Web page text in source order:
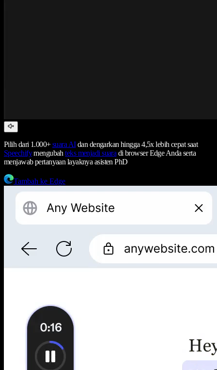
Pilih dari 1.000+suara AIdan dengarkan hingga 4,5x lebih cepat saat
Speechifymengubahteks menjadi suara di browser Edge Anda serta
menjawab pertanyaan layaknya asisten PhD
Tambah ke Edge